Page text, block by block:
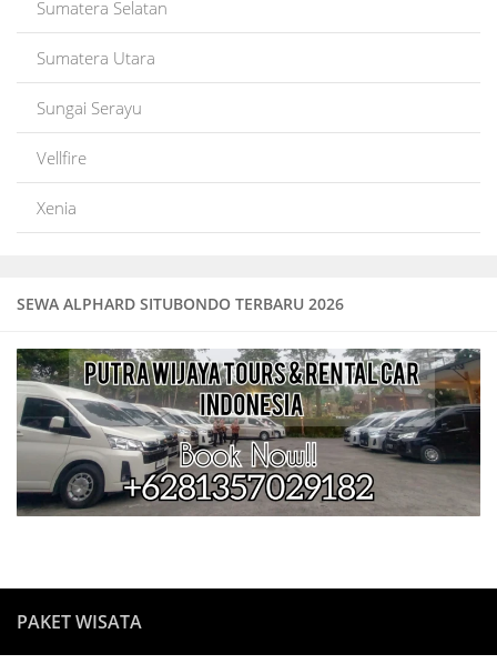
SEWA ALPHARD SITUBONDO TERBARU 2026
Sumatera Selatan
Sumatera Utara
Sungai Serayu
Vellfire
Xenia
PAKET WISATA